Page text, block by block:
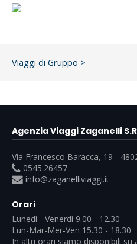
Viaggi di Gruppo >
Agenzia Viaggi Zaganelli
Via Francesco Baracca, 19 -
0545.26457
info@zaganelliviaggi.it
Orari
Lunedì - Venerdì 9.00 - 12.30
Lun-Mar-Mer-Ven 15.30 - 18.30
In altri orari siamo disponibili su